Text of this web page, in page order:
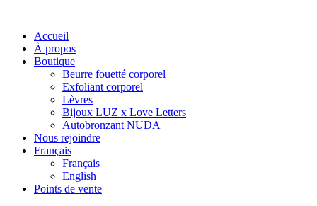
Accueil
À propos
Boutique
Beurre fouetté corporel
Exfoliant corporel
Lèvres
Bijoux LUZ x Love Letters
Autobronzant NUDA
Nous rejoindre
Français
Français
English
Points de vente